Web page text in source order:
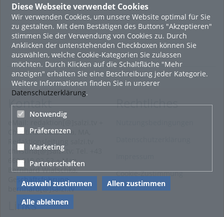
Diese Webseite verwendet Cookies
Wir verwenden Cookies, um unsere Website optimal für Sie
zu gestalten. Mit dem Bestätigen des Buttons "Akzeptieren"
stimmen Sie der Verwendung von Cookies zu. Durch
Anklicken der untenstehenden Checkboxen können Sie
auswählen, welche Cookie-Kategorien Sie zulassen
möchten. Durch Klicken auf die Schaltfläche "Mehr
anzeigen" erhalten Sie eine Beschreibung jeder Kategorie.
Weitere Informationen finden Sie in unserer
Datenschutzerklärung.
Notwendig
Präferenzen
Marketing
Partnerschaften
Auswahl zustimmen
Allen zustimmen
Alle ablehnen
Kontakt
Christina Wiatschka, MA,
Redaktionsleitung salzi.tv
christina[@]salzi.tv; Tel. +43
660 818 02 52 + Mag.
Bernhard Wiatschka,
Geschäftsführung
bernhard[@]salzi.tv
Rechtliches
Cookie-Zustimmung
Links